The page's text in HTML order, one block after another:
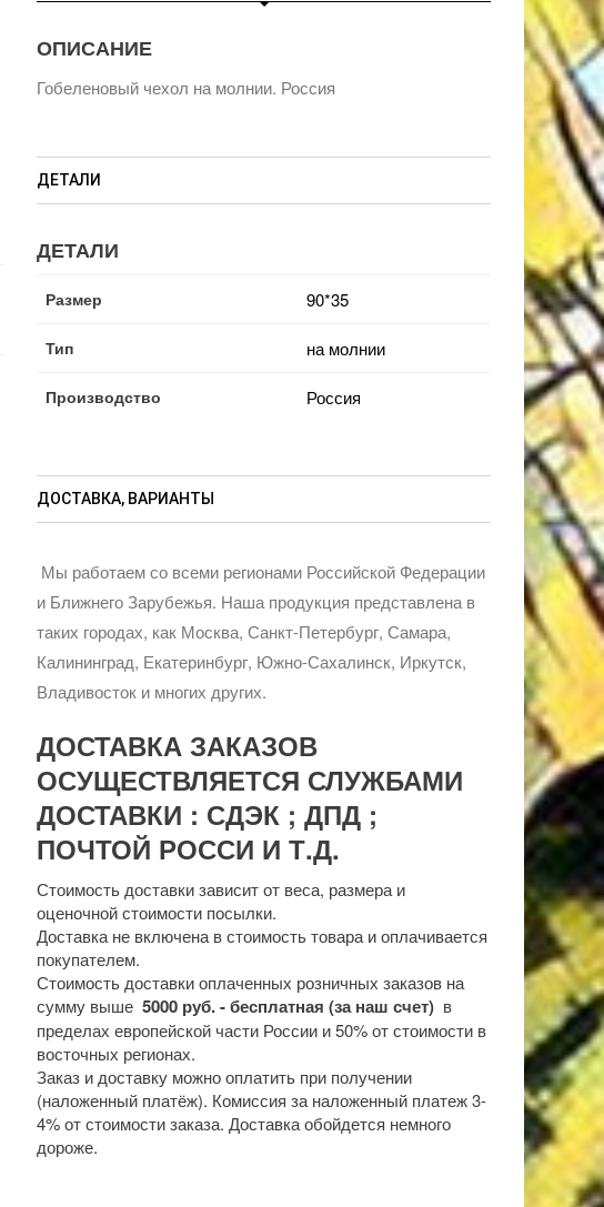
ОПИСАНИЕ
Гобеленовый чехол на молнии. Россия
ДЕТАЛИ
ДЕТАЛИ
Размер 90*35
Тип на молнии
Производство Россия
ДОСТАВКА, ВАРИАНТЫ
Мы работаем со всеми регионами Российской Федерации
и Ближнего Зарубежья. Наша продукция представлена в
таких городах, как Москва, Санкт-Петербург, Самара,
Калининград, Екатеринбург, Южно-Сахалинск, Иркутск,
Владивосток и многих других.
ДОСТАВКА ЗАКАЗОВ
ОСУЩЕСТВЛЯЕТСЯ СЛУЖБАМИ
ДОСТАВКИ : СДЭК ; ДПД ;
ПОЧТОЙ РОССИ И Т.Д.
Стоимость доставки зависит от веса, размера и
оценочной стоимости посылки.
Доставка не включена в стоимость товара и оплачивается
покупателем.
Стоимость доставки оплаченных розничных заказов на
сумму выше 5000 руб. - бесплатная (за наш счет) в
пределах европейской части России и 50% от стоимости в
восточных регионах.
Заказ и доставку можно оплатить при получении
(наложенный платёж). Комиссия за наложенный платеж 3-
4% от стоимости заказа. Доставка обойдется немного
дороже.